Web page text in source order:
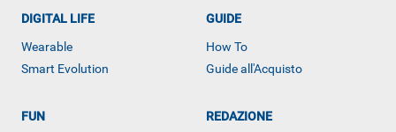
Libero Tecnologia è un prodotto Italiaonline
DIGITAL LIFE
Wearable
Smart Evolution
GUIDE
How To
Guide all'Acquisto
FUN REDAZIONE